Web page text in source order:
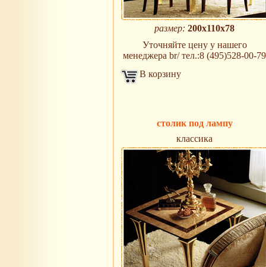
размер: 200х110х78
Уточняйте цену у нашего
менеджера br/ тел.:8 (495)528-00-79
В корзину
столик под лампу
классика